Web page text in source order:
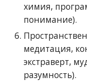
химия,
понимание).
медитация,
экстраверт,
разумность).